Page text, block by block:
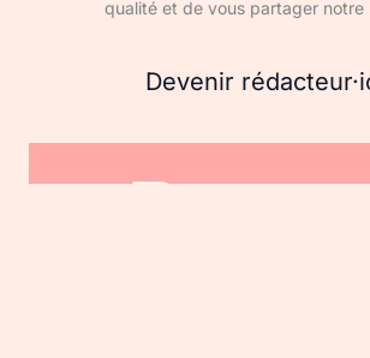
qualité et de vous partager notre
Devenir